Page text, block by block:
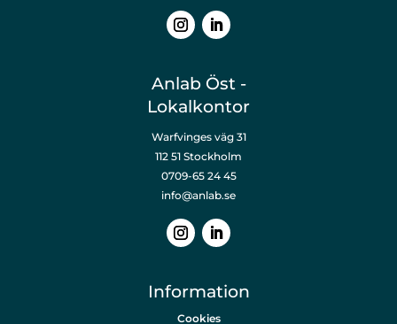
Anlab Öst -
Lokalkontor
Warfvinges väg 31
112 51 Stockholm
0709-65 24 45
info@anlab.se
Information
Cookies